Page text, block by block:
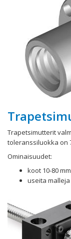
Trapetsimutterit
toleranssiluokka on
Ominaisuudet:
koot 10-80 mm
useita malleja